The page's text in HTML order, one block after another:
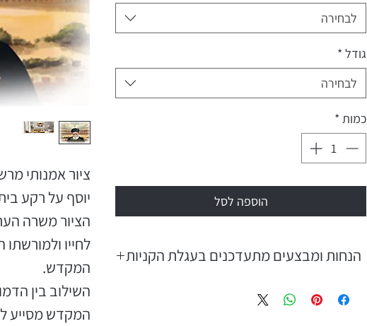
ציור אמנותי
יוסף על רקע
הציור משרה
לחייו
המקדש.
השילוב בין
המקדש מסייע
לבחירה
גודל*
לבחירה
כמות*
הוספה לסל
הנחות ומבצעים מתעדכנים בעגלת הקניות